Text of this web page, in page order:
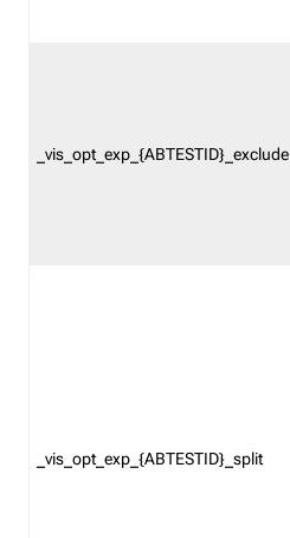
_vis_opt_exp_{ABTESTID}_exclude
_vis_opt_exp_{ABTESTID}_split